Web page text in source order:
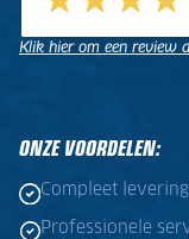
Klik hier om een review
. .
ONZE VOORDELEN:
Compleet
Professionele